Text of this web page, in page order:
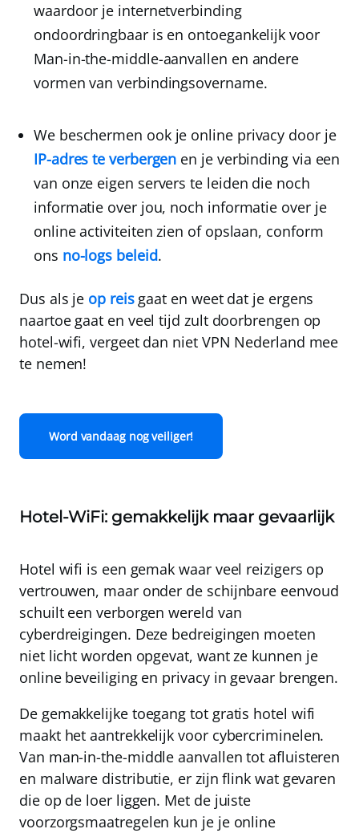
waardoor je internetverbinding
ondoordringbaar is en ontoegankelijk voor
Man-in-the-middle-aanvallen en andere
vormen van verbindingsovername.
We beschermen ook je online privacy door je
IP-adres te verbergen en je verbinding via een
van onze eigen servers te leiden die noch
informatie over jou, noch informatie over je
online activiteiten zien of opslaan, conform
ons no-logs beleid.
Dus als je op reisgaat en weet dat je ergens
naartoe gaat en veel tijd zult doorbrengen op
hotel-wifi, vergeet dan niet VPN Nederland mee
te nemen!
Word vandaag nog veiliger!
Hotel-WiFi: gemakkelijk maar gevaarlijk
Hotel wifi is een gemak waar veel reizigers op
vertrouwen, maar onder de schijnbare eenvoud
schuilt een verborgen wereld van
cyberdreigingen. Deze bedreigingen moeten
niet licht worden opgevat, want ze kunnen je
online beveiliging en privacy in gevaar brengen.
De gemakkelijke toegang tot gratis hotel wifi
maakt het aantrekkelijk voor cybercriminelen.
Van man-in-the-middle aanvallen tot afluisteren
en malware distributie, er zijn flink wat gevaren
die op de loer liggen. Met de juiste
voorzorgsmaatregelen kun je je online